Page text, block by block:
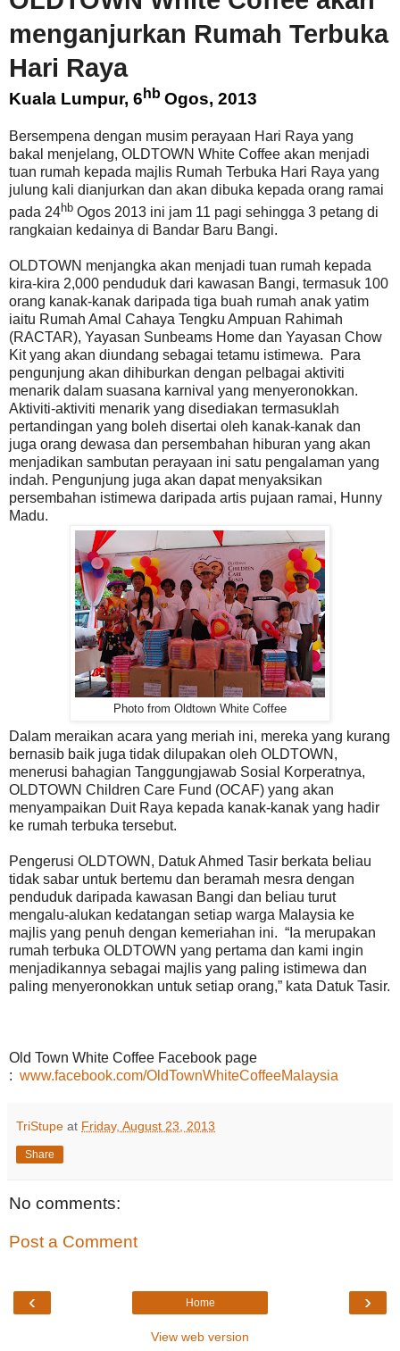
menganjurkan Rumah Terbuka
Hari Raya
Kuala Lumpur, 6 hb Ogos, 2013
Bersempena dengan musim perayaan Hari Raya yang
bakal menjelang, OLDTOWN White Coffee akan menjadi
tuan rumah kepada majlis Rumah Terbuka Hari Raya yang
julung kali dianjurkan dan akan dibuka kepada orang ramai
pada 24hb Ogos 2013 ini jam 11 pagi sehingga 3 petang di
rangkaian kedainya di Bandar Baru Bangi.
OLDTOWN menjangka akan menjadi tuan rumah kepada
kira-kira 2,000 penduduk dari kawasan Bangi, termasuk 100
orang kanak-kanak daripada tiga buah rumah anak yatim
iaitu Rumah Amal Cahaya Tengku Ampuan Rahimah
(RACTAR), Yayasan Sunbeams Home dan Yayasan Chow
Kit yang akan diundang sebagai tetamu istimewa. Para
pengunjung akan dihiburkan dengan pelbagai aktiviti
menarik dalam suasana karnival yang menyeronokkan.
Aktiviti-aktiviti menarik yang disediakan termasuklah
pertandingan yang boleh disertai oleh kanak-kanak dan
juga orang dewasa dan persembahan hiburan yang akan
menjadikan sambutan perayaan ini satu pengalaman yang
indah. Pengunjung juga akan dapat menyaksikan
persembahan istimewa daripada artis pujaan ramai, Hunny
Madu.
Photo from Oldtown White Coffee
Dalam meraikan acara yang meriah ini, mereka yang kurang
bernasib baik juga tidak dilupakan oleh OLDTOWN,
menerusi bahagian Tanggungjawab Sosial Korperatnya,
OLDTOWN Children Care Fund (OCAF) yang akan
menyampaikan Duit Raya kepada kanak-kanak yang hadir
ke rumah terbuka tersebut.
Pengerusi OLDTOWN, Datuk Ahmed Tasir berkata beliau
tidak sabar untuk bertemu dan beramah mesra dengan
penduduk daripada kawasan Bangi dan beliau turut
mengalu-alukan kedatangan setiap warga Malaysia ke
majlis yang penuh dengan kemeriahan ini. “Ia merupakan
rumah terbuka OLDTOWN yang pertama dan kami ingin
menjadikannya sebagai majlis yang paling istimewa dan
paling menyeronokkan untuk setiap orang,” kata Datuk Tasir.
Old Town White Coffee Facebook page
: www.facebook.com/OldTownWhiteCoffeeMalaysia
TriStupe at Friday, August 23, 2013
Share
No comments:
Post a Comment
‹ ›
Home
View web version